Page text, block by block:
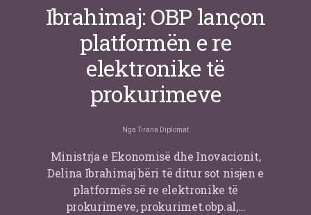
Ibrahimaj: OBP lançon
platformën e re
elektronike të
prokurimeve
Nga Tirana Diplomat
Ministrja e Ekonomisë dhe Inovacionit,
Delina Ibrahimaj bëri të ditur sot nisjen e
platformës së re elektronike të
prokurimeve, prokurimet.obp.al,…